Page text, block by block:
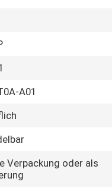
A01
Verpackung oder als